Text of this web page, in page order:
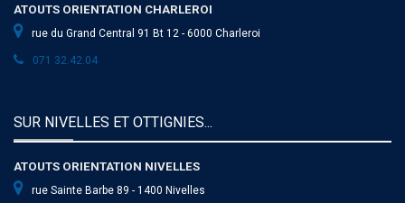
ATOUTS ORIENTATION CHARLEROI
rue du Grand Central 91 Bt 12 - 6000 Charleroi
071 32.42.04
SUR NIVELLES ET OTTIGNIES...
ATOUTS ORIENTATION NIVELLES
rue Sainte Barbe 89 - 1400 Nivelles